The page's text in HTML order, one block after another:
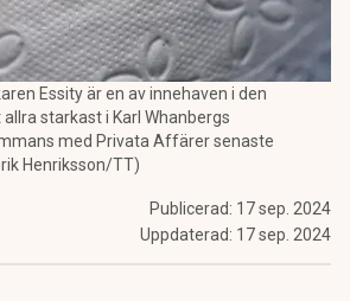
Essity är en av innehaven i den
starkast i Karl Whanbergs
med Privata Affärer senaste
Henriksson/TT)
Publicerad: 17 sep. 2024
Uppdaterad: 17 sep. 2024